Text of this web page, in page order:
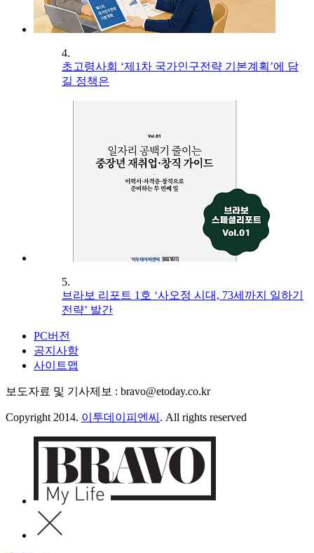
4.
초고령사회 ‘제1차 국가인구전략 기본계획’에 담
길 정책은
5.
브라보 리포트 1호 ‘사오정 시대, 73세까지 일하기
전략’ 발간
PC버전
공지사항
사이트맵
보도자료 및 기사제보 : bravo@etoday.co.kr
Copyright 2014. 이투데이피엔씨 . All rights reserved